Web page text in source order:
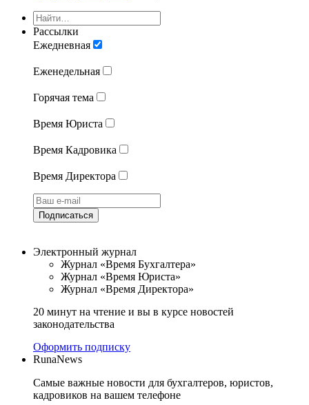
Рассылки
Ежедневная
Еженедельная
Горячая тема
Время Юриста
Время Кадровика
Время Директора
Подписаться
Электронный журнал
Журнал «Время Бухгалтера»
Журнал «Время Юриста»
Журнал «Время Директора»
20 минут на чтение и вы в курсе новостей
законодательства
Оформить подписку
RunaNews
Самые важные новости для бухгалтеров, юристов,
кадровиков на вашем телефоне